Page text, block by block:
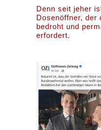
Denn seit jeher
Dosenöffner, der
bedroht und
erfordert.